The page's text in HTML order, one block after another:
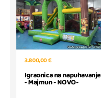
3.800,00 €
Igraonica na napuhavanje
- Majmun - NOVO-